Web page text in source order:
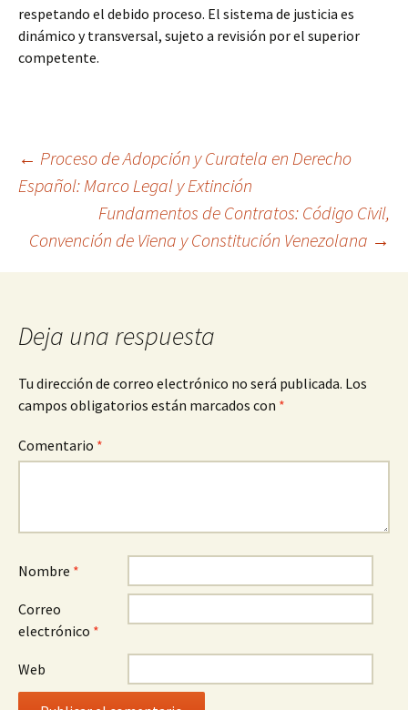
respetando el debido proceso. El sistema de justicia es
dinámico y transversal, sujeto a revisión por el superior
competente.
Navegación
de
entradas
← Proceso de Adopción y Curatela en Derecho
Español: Marco Legal y Extinción
Fundamentos de Contratos: Código Civil,
Convención de Viena y Constitución Venezolana →
Deja una respuesta
Tu dirección de correo electrónico no será publicada. Los
campos obligatorios están marcados con *
Comentario *
Nombre *
Correo
electrónico *
Web